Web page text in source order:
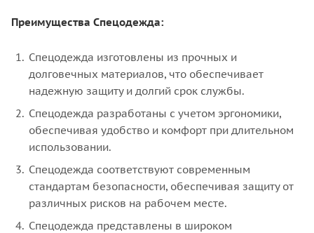
Преимущества Спецодежда:
Спецодежда изготовлены из прочных и
долговечных материалов, что обеспечивает
надежную защиту и долгий срок службы.
Спецодежда разработаны с учетом эргономики,
обеспечивая удобство и комфорт при длительном
использовании.
Спецодежда соответствуют современным
стандартам безопасности, обеспечивая защиту от
различных рисков на рабочем месте.
Спецодежда представлены в широком